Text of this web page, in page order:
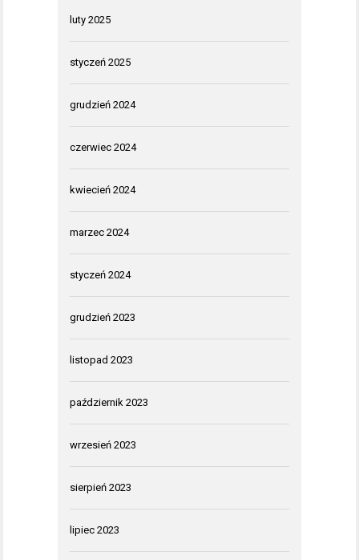
luty 2025
styczeń 2025
grudzień 2024
czerwiec 2024
kwiecień 2024
marzec 2024
styczeń 2024
grudzień 2023
listopad 2023
październik 2023
wrzesień 2023
sierpień 2023
lipiec 2023